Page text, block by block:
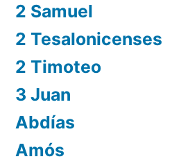
2 Samuel
2 Tesalonicenses
2 Timoteo
3 Juan
Abdías
Amós